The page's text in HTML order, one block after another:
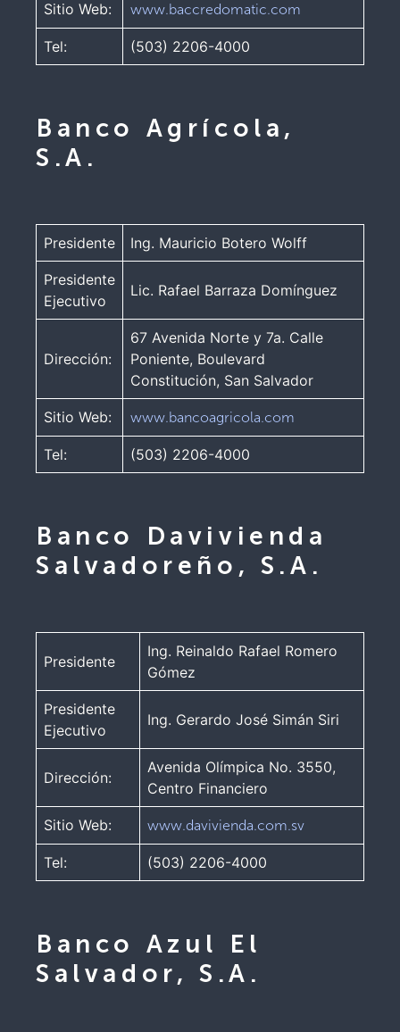
Sitio Web: www.baccredomatic.com
Tel: (503) 2206-4000
Banco Agrícola,
S.A.
Presidente Ing. Mauricio Botero Wolff
Presidente
Ejecutivo
Lic. Rafael Barraza Domínguez
Dirección:
67 Avenida Norte y 7a. Calle
Poniente, Boulevard
Constitución, San Salvador
Sitio Web: www.bancoagricola.com
Tel: (503) 2206-4000
Banco Davivienda
Salvadoreño, S.A.
Presidente
Ing. Reinaldo Rafael Romero
Gómez
Presidente
Ejecutivo
Ing. Gerardo José Simán Siri
Dirección:
Avenida Olímpica No. 3550,
Centro Financiero
Sitio Web: www.davivienda.com.sv
Tel: (503) 2206-4000
Banco Azul El
Salvador, S.A.